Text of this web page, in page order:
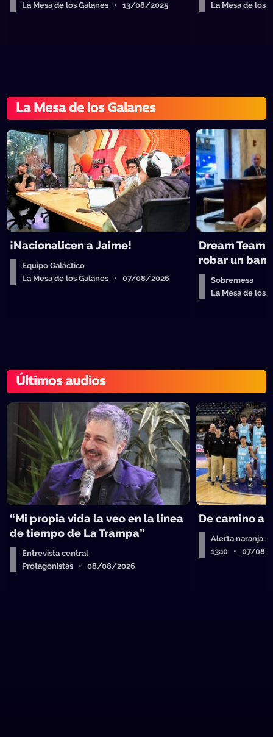
La Mesa de los Galanes • 13/08/2025
La Mesa de los
La Mesa de los Galanes
¡Nacionalicen a Jaime!
Equipo Galáctico
La Mesa de los Galanes • 07/08/2026
Dream Team
robar un
Sobremesa
La Mesa de
Últimos audios
“Mi propia vida la veo en la línea
de tiempo de La Trampa”
Entrevista central
Protagonistas • 08/08/2026
De camino a
Alerta naranja:
13a0 • 07/08/